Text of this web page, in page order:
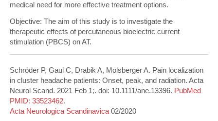
medical need for more effective treatment options.
Objective: The aim of this study is to investigate the
therapeutic effects of percutaneous bioelectric current
stimulation (PBCS) on AT.
Schröder P, Gaul C, Drabik A, Molsberger A. Pain localization
in cluster headache patients: Onset, peak, and radiation. Acta
Neurol Scand. 2021 Feb 1;. doi: 10.1111/ane.13396. PubMed
PMID: 33523462.
Acta Neurologica Scandinavica 02/2020